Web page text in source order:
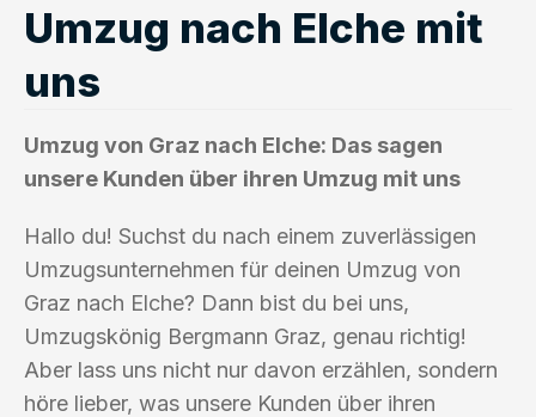
Umzug nach Elche mit
uns
Umzug von Graz nach Elche: Das sagen
unsere Kunden über ihren Umzug mit uns
Hallo du! Suchst du nach einem zuverlässigen
Umzugsunternehmen für deinen Umzug von
Graz nach Elche? Dann bist du bei uns,
Umzugskönig Bergmann Graz, genau richtig!
Aber lass uns nicht nur davon erzählen, sondern
höre lieber, was unsere Kunden über ihren